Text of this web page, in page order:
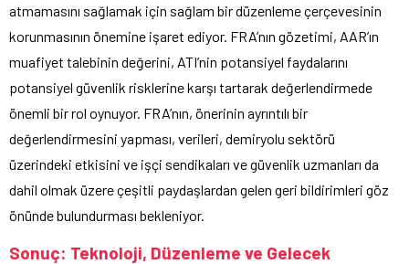
atmamasını sağlamak için sağlam bir düzenleme çerçevesinin
korunmasının önemine işaret ediyor. FRA’nın gözetimi, AAR’ın
muafiyet talebinin değerini, ATI’nin potansiyel faydalarını
potansiyel güvenlik risklerine karşı tartarak değerlendirmede
önemli bir rol oynuyor. FRA’nın, önerinin ayrıntılı bir
değerlendirmesini yapması, verileri, demiryolu sektörü
üzerindeki etkisini ve işçi sendikaları ve güvenlik uzmanları da
dahil olmak üzere çeşitli paydaşlardan gelen geri bildirimleri göz
önünde bulundurması bekleniyor.
Sonuç: Teknoloji, Düzenleme ve Gelecek